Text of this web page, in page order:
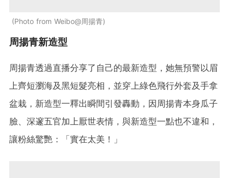
Photo from Weibo@周揚青
周揚青新造型
周揚青透過直播分享了自己的最新造型，她無預警以眉
上齊短瀏海及黑短髮亮相，並穿上綠色飛行外套及手拿
盆栽，新造型一釋出瞬間引發轟動，因周揚青本身瓜子
臉、深邃五官加上厭世表情，與新造型一點也不違和，
讓粉絲驚艷：「實在太美！」